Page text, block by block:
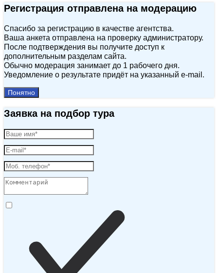
Регистрация отправлена на модерацию
Спасибо за регистрацию в качестве агентства.
Ваша анкета отправлена на проверку администратору.
После подтверждения вы получите доступ к
дополнительным разделам сайта.
Обычно модерация занимает до 1 рабочего дня.
Уведомление о результате придёт на указанный e‑mail.
Понятно
Заявка на подбор тура